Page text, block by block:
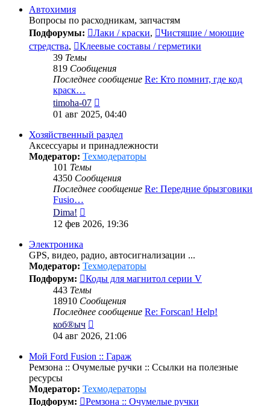
Автохимия
Вопросы по расходникам, запчастям
Подфорумы:
Лаки / краски,
Чистящие / моющие
стредства,
Клеевые составы / герметики
39 Темы
819 Сообщения
Последнее сообщение Re: Кто помнит, где код
краск…
timoha-07
сообщению
01 авг 2025, 04:40
Хозяйственный раздел
Аксессуары и принадлежности
Модератор: Техмодераторы
101 Темы
4350 Сообщения
Последнее сообщение Re: Передние брызговики
Fusio…
Dima!
к
12 фев 2026, 19:36
Электроника
GPS, видео, радио, автосигнализации ...
Модератор: Техмодераторы
Подфорум:
Коды для магнитол серии V
443 Темы
18910 Сообщения
Последнее сообщение Re: Forscan! Help!
коб®ыч
к
сообщению
04 авг 2026, 21:06
Мой Ford Fusion :: Гараж
Ремзона :: Очумелые ручки :: Ссылки на полезные
ресурсы
Модератор: Техмодераторы
Подфорум:
Ремзона :: Очумелые ручки